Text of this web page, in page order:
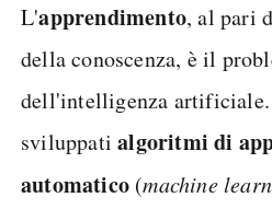
L'apprendimento, al pari
della conoscenza, è il
dell'intelligenza
sviluppatialgoritmi di
automatico (machine